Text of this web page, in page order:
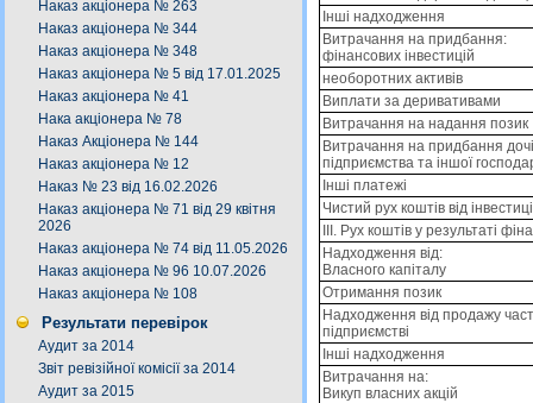
Наказ акціонера № 263
Наказ акціонера № 344
Наказ акціонера № 348
Наказ акціонера № 5 від 17.01.2025
Наказ акціонера № 41
Нака акціонера № 78
Наказ Акціонера № 144
Наказ акціонера № 12
Наказ № 23 від 16.02.2026
Наказ акціонера № 71 від 29 квітня
2026
Наказ акціонера № 74 від 11.05.2026
Наказ акціонера № 96 10.07.2026
Наказ акціонера № 108
Результати перевірок
Аудит за 2014
Звіт ревізійної комісії за 2014
Аудит за 2015
Інші надходження
Витрачання на придбання:
фінансових інвестицій
необоротних активів
Виплати за деривативами
Витрачання на надання позик
Витрачання на придбання
підприємства та іншої
Інші платежі
Чистий рух коштів від
III. Рух коштів у результаті
Надходження від:
Власного капіталу
Отримання позик
Надходження від продажу
підприємстві
Інші надходження
Витрачання на:
Викуп власних акцій